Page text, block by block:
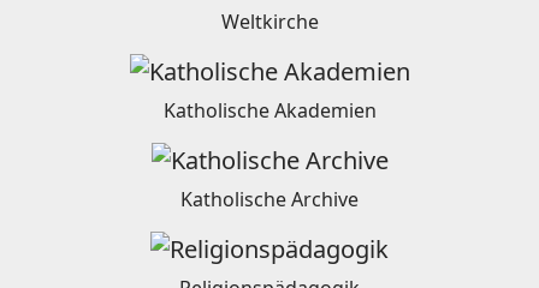
Weltkirche
Katholische Akademien
Katholische Archive